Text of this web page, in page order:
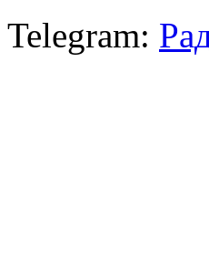
Telegram: